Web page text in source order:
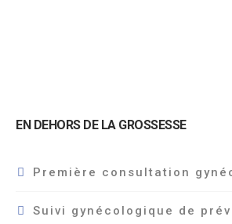
EN DEHORS DE LA GROSSESSE
Première consultation
Suivi gynécologique de